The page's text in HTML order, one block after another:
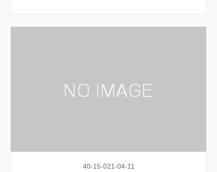
40-15-021-04-11